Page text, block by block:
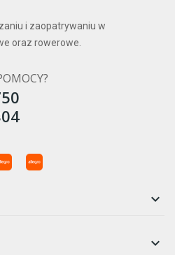
i zaopatrywaniu w
oraz rowerowe.

